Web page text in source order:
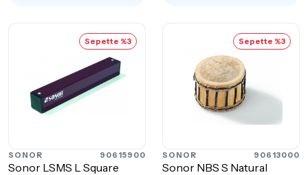
Sepette %3
SONOR 90615900
Sonor LSMS L Square
Sepette %3
SONOR 90613000
Sonor NBS S Natural